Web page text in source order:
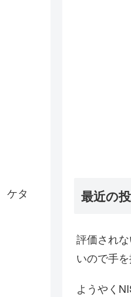
ケタ
最近の
評価され
いので手
ようやく